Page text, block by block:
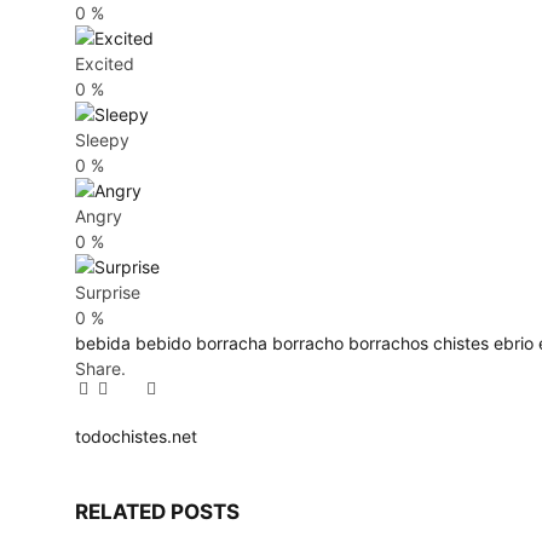
0 %
Excited
0 %
Sleepy
0 %
Angry
0 %
Surprise
0 %
bebida bebido borracha borracho borrachos chistes ebrio
Share.
Facebook
Twitter
Pinterest
LinkedIn
Tumblr
Email
todochistes.net
RELATED POSTS